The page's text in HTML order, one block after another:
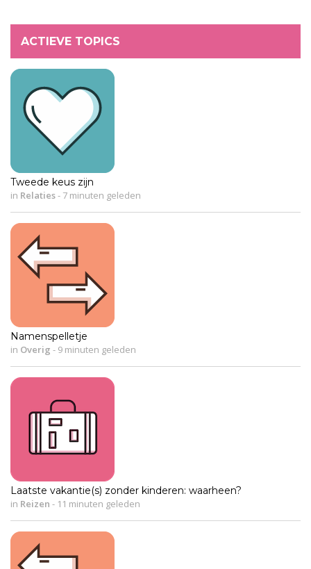
ACTIEVE TOPICS
Tweede keus zijn
in Relaties- 7 minuten geleden
Namenspelletje
in Overig - 9 minuten geleden
Laatste vakantie(s) zonder kinderen: waarheen?
in Reizen - 11 minuten geleden